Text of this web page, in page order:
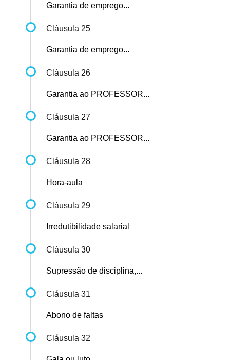
Garantia de emprego...
Cláusula 25
Garantia de emprego...
Cláusula 26
Garantia ao PROFESSOR...
Cláusula 27
Garantia ao PROFESSOR...
Cláusula 28
Hora-aula
Cláusula 29
Irredutibilidade salarial
Cláusula 30
Supressão de disciplina,...
Cláusula 31
Abono de faltas
Cláusula 32